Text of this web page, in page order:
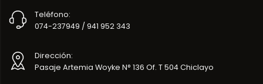
Teléfono:
074-237949 / 941 952 343
Dirección:
Pasaje Artemia Woyke N° 136 Of. T 504 Chiclayo